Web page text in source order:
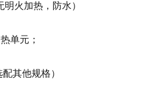
火加热，防水）
单元；
其他规格）